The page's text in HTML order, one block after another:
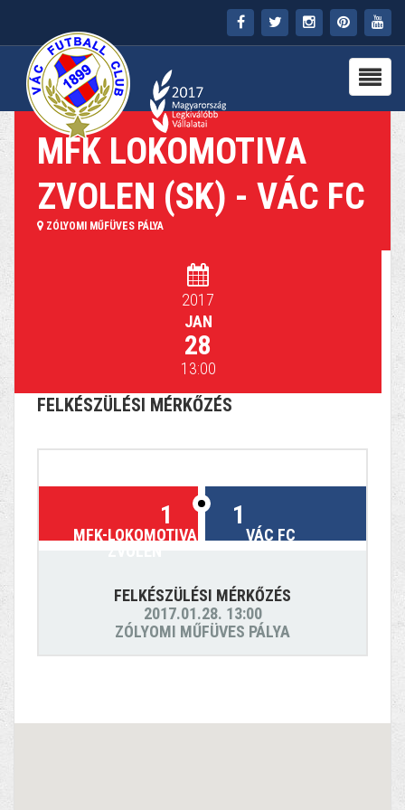
MFK LOKOMOTIVA
ZVOLEN (SK) - VÁC FC
ZÓLYOMI MŰFÜVES PÁLYA
2017
JAN
28
13:00
FELKÉSZÜLÉSI MÉRKŐZÉS
1
MFK-LOKOMOTIVA
1
VÁC FC
FELKÉSZÜLÉSI MÉRKŐZÉS
2017.01.28. 13:00
ZÓLYOMI MŰFÜVES PÁLYA
FŐOLDAL
KLUB
HÍREK
STADION
PARTNEREK